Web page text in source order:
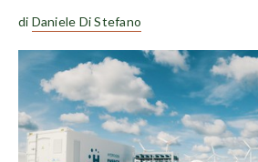
di Daniele Di Stefano